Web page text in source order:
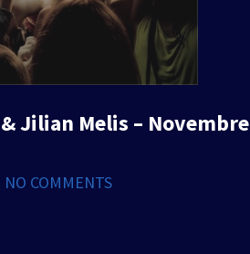
Jilian Melis – Novembre
NO COMMENTS